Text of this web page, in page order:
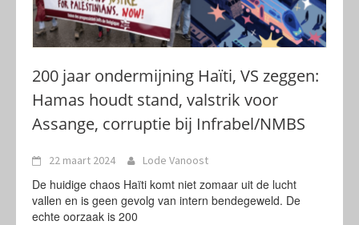
200 jaar ondermijning Haïti, VS zeggen:
Hamas houdt stand, valstrik voor
Assange, corruptie bij Infrabel/NMBS
22 maart 2024 Lode Vanoost
De huidige chaos Haïti komt niet zomaar uit de lucht
vallen en is geen gevolg van intern bendegeweld. De
echte oorzaak is 200